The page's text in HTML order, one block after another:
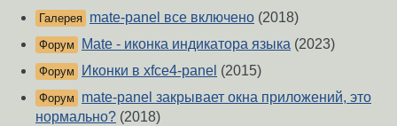
Галерея mate-panel все включено (2018)
Форум Mate - иконка индикатора языка (2023)
Форум Иконки в xfce4-panel (2015)
Форум
mate-panel закрывает окна приложений, это
нормально? (2018)